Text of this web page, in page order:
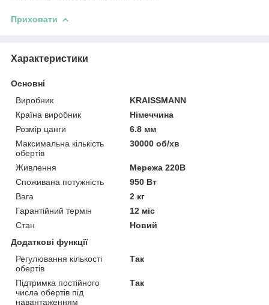
Приховати
Характеристики
Основні
Виробник
KRAISSMANN
Країна виробник
Німеччина
Розмір цанги
6.8 мм
Максимальна кількість
обертів
30000 об/хв
Живлення
Мережа 220В
Споживана потужність
950 Вт
Вага
2 кг
Гарантійний термін
12 міс
Стан
Новий
Додаткові функції
Регулювання кількості
обертів
Так
Підтримка постійного
числа обертів під
навантаженням
Так